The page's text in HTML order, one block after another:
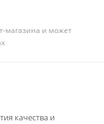
магазина и может
качества и